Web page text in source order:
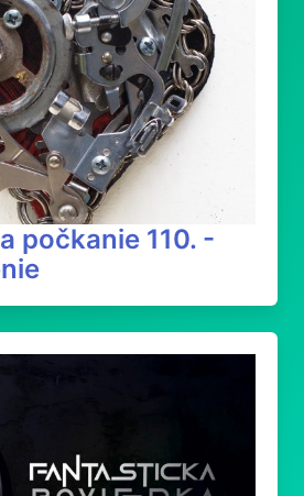
počkanie 110. -